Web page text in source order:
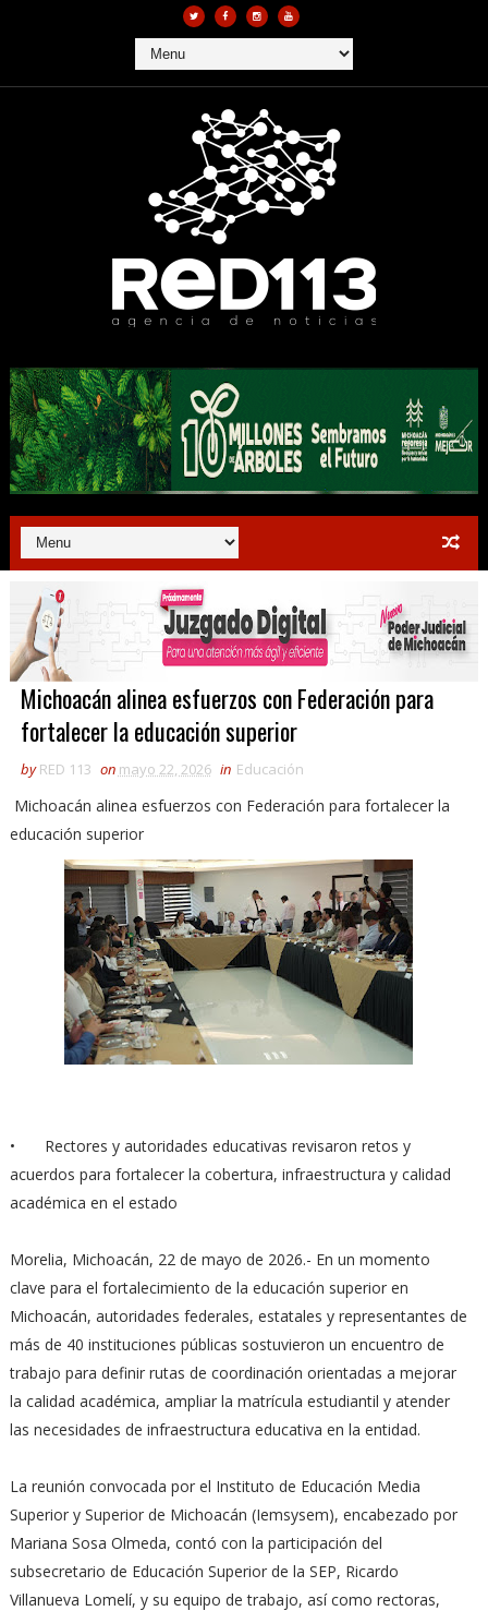
Michoacán alinea esfuerzos con Federación para
fortalecer la educación superior
by RED 113 on mayo 22, 2026 in Educación
Michoacán alinea esfuerzos con Federación para fortalecer la
educación superior
•
Rectores y autoridades educativas revisaron retos y
acuerdos para fortalecer la cobertura, infraestructura y calidad
académica en el estado
Morelia, Michoacán, 22 de mayo de 2026.- En un momento
clave para el fortalecimiento de la educación superior en
Michoacán, autoridades federales, estatales y representantes de
más de 40 instituciones públicas sostuvieron un encuentro de
trabajo para definir rutas de coordinación orientadas a mejorar
la calidad académica, ampliar la matrícula estudiantil y atender
las necesidades de infraestructura educativa en la entidad.
La reunión convocada por el Instituto de Educación Media
Superior y Superior de Michoacán (Iemsysem), encabezado por
Mariana Sosa Olmeda, contó con la participación del
subsecretario de Educación Superior de la SEP, Ricardo
Villanueva Lomelí, y su equipo de trabajo, así como rectoras,